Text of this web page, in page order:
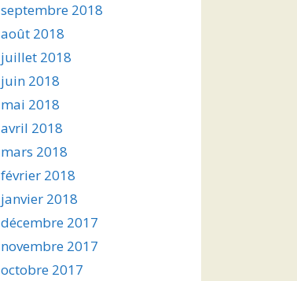
septembre 2018
août 2018
juillet 2018
juin 2018
mai 2018
avril 2018
mars 2018
février 2018
janvier 2018
décembre 2017
novembre 2017
octobre 2017